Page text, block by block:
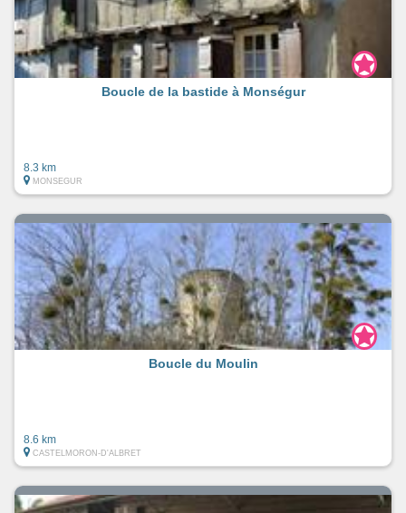
Boucle de la bastide à Monségur
8.3 km
MONSEGUR
Boucle du Moulin
8.6 km
CASTELMORON-D'ALBRET